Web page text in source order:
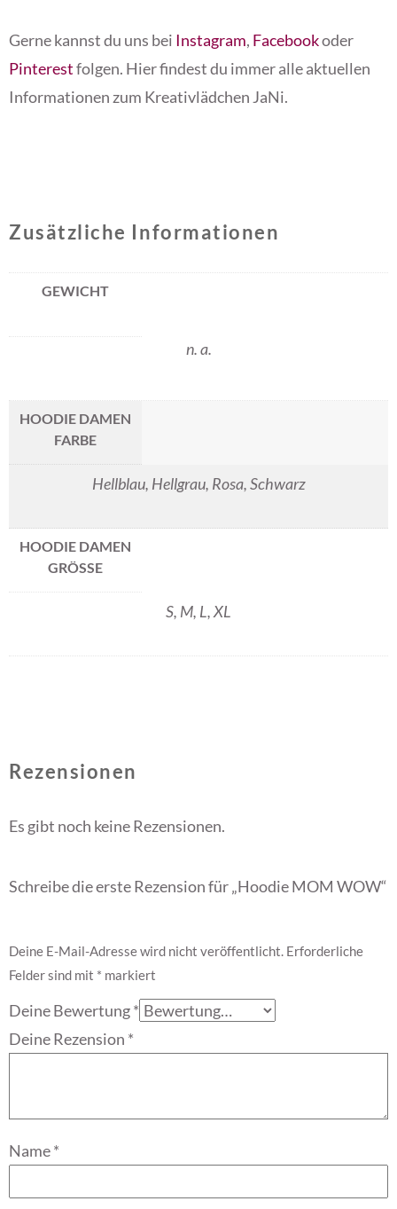
Gerne kannst du uns bei Instagram, Facebookoder
Pinterestfolgen. Hier findest du immer alle aktuellen
Informationen zum Kreativlädchen JaNi.
Zusätzliche Informationen
GEWICHT
n. a.
HOODIE DAMEN
FARBE
Hellblau, Hellgrau, Rosa, Schwarz
HOODIE DAMEN
GRÖSSE
S, M, L, XL
Rezensionen
Es gibt noch keine Rezensionen.
Schreibe die erste Rezension für „Hoodie MOM WOW“
Deine E-Mail-Adresse wird nicht veröffentlicht. Erforderliche
Felder sind mit * markiert
Deine Bewertung*
Deine Rezension *
Name*